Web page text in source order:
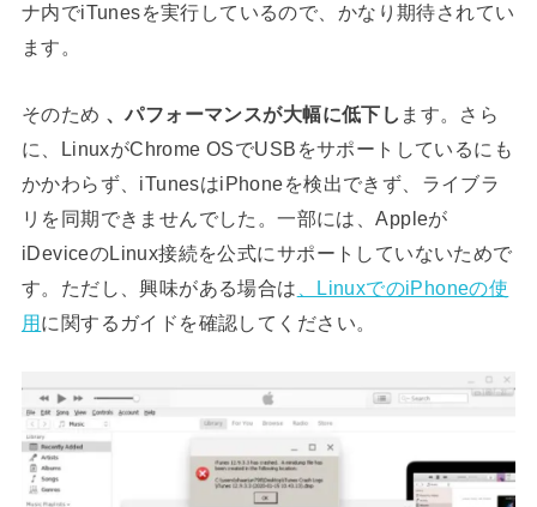
ナ内でiTunesを実行しているので、かなり期待されてい
ます。
そのため 、パフォーマンスが大幅に低下し ます。さら
に、LinuxがChrome OSでUSBをサポートしているにも
かかわらず、iTunesはiPhoneを検出できず、ライブラ
リを同期できませんでした。一部には、Appleが
iDeviceのLinux接続を公式にサポートしていないためで
す。ただし、興味がある場合は 、LinuxでのiPhoneの使
用に関するガイドを確認してください。